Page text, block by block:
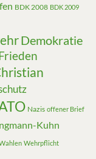
BDK 2008 BDK 2009
Demokratie
Nazis offener Brief
Kuhn
Wehrpflicht